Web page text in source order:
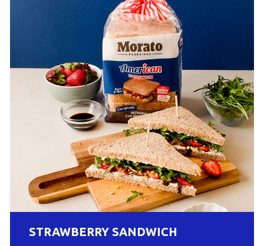
STRAWBERRY SANDWICH